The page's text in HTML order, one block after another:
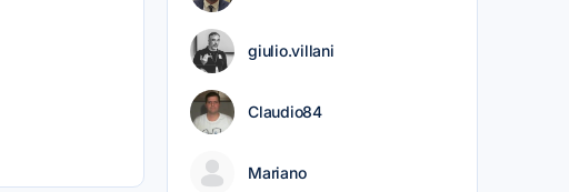
giulio.villani
Claudio84
Mariano